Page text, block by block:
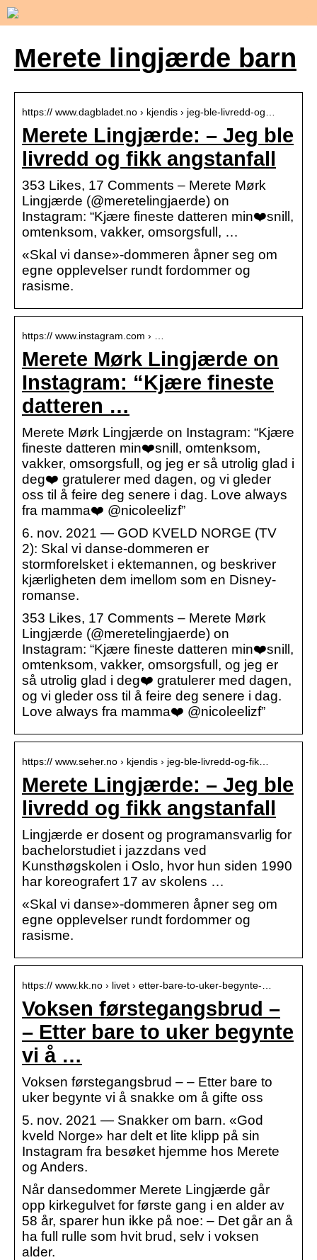
Merete lingjærde barn
https:// www.dagbladet.no › kjendis › jeg-ble-livredd-og…
Merete Lingjærde: – Jeg ble
livredd og fikk angstanfall
353 Likes, 17 Comments – Merete Mørk
Lingjærde (@meretelingjaerde) on
Instagram: “Kjære fineste datteren min❤️snill,
omtenksom, vakker, omsorgsfull, …
«Skal vi danse»-dommeren åpner seg om
egne opplevelser rundt fordommer og
rasisme.
https:// www.instagram.com › …
Merete Mørk Lingjærde on
Instagram: “Kjære fineste
datteren …
Merete Mørk Lingjærde on Instagram: “Kjære
fineste datteren min❤️snill, omtenksom,
vakker, omsorgsfull, og jeg er så utrolig glad i
deg❤️ gratulerer med dagen, og vi gleder
oss til å feire deg senere i dag. Love always
fra mamma❤️ @nicoleelizf”
6. nov. 2021 — GOD KVELD NORGE (TV
2): Skal vi danse-dommeren er
stormforelsket i ektemannen, og beskriver
kjærligheten dem imellom som en Disney-
romanse.
353 Likes, 17 Comments – Merete Mørk
Lingjærde (@meretelingjaerde) on
Instagram: “Kjære fineste datteren min❤️snill,
omtenksom, vakker, omsorgsfull, og jeg er
så utrolig glad i deg❤️ gratulerer med dagen,
og vi gleder oss til å feire deg senere i dag.
Love always fra mamma❤️ @nicoleelizf”
https:// www.seher.no › kjendis › jeg-ble-livredd-og-fik…
Merete Lingjærde: – Jeg ble
livredd og fikk angstanfall
Lingjærde er dosent og programansvarlig for
bachelorstudiet i jazzdans ved
Kunsthøgskolen i Oslo, hvor hun siden 1990
har koreografert 17 av skolens …
«Skal vi danse»-dommeren åpner seg om
egne opplevelser rundt fordommer og
rasisme.
https:// www.kk.no › livet › etter-bare-to-uker-begynte-…
Voksen førstegangsbrud –
– Etter bare to uker begynte
vi å …
Voksen førstegangsbrud – – Etter bare to
uker begynte vi å snakke om å gifte oss
5. nov. 2021 — Snakker om barn. «God
kveld Norge» har delt et lite klipp på sin
Instagram fra besøket hjemme hos Merete
og Anders.
Når dansedommer Merete Lingjærde går
opp kirkegulvet for første gang i en alder av
58 år, sparer hun ikke på noe: – Det går an å
ha full rulle som hvit brud, selv i voksen
alder.